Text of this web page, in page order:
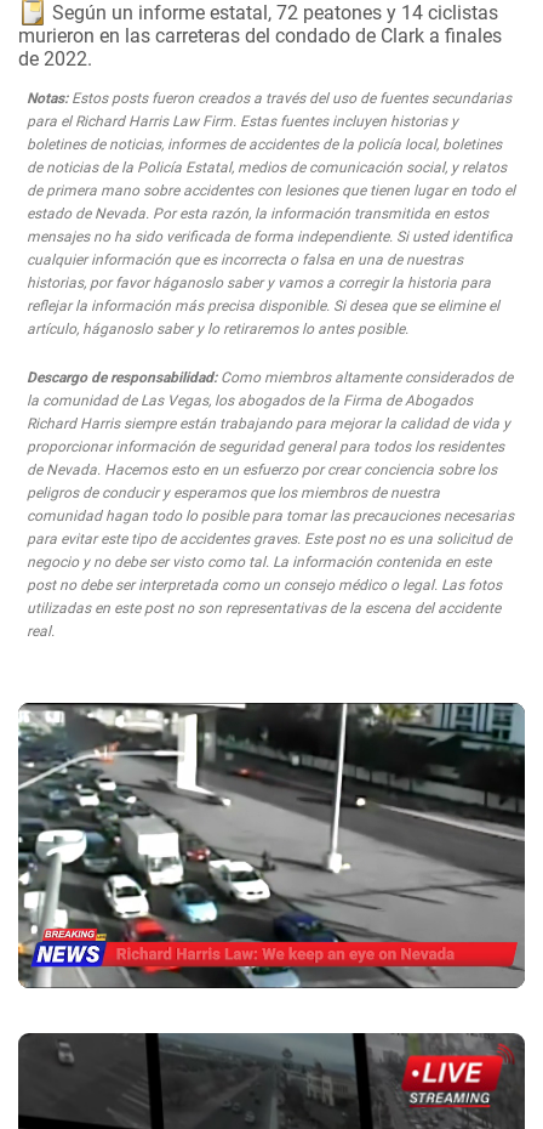
Según un informe estatal, 72 peatones y 14 ciclistas
murieron en las carreteras del condado de Clark a finales
de 2022.
Notas:Estos posts fueron creados a través del uso de fuentes secundarias
para el Richard Harris Law Firm. Estas fuentes incluyen historias y
boletines de noticias, informes de accidentes de la policía local, boletines
de noticias de la Policía Estatal, medios de comunicación social, y relatos
de primera mano sobre accidentes con lesiones que tienen lugar en todo el
estado de Nevada. Por esta razón, la información transmitida en estos
mensajes no ha sido verificada de forma independiente. Si usted identifica
cualquier información que es incorrecta o falsa en una de nuestras
historias, por favor háganoslo saber y vamos a corregir la historia para
reflejar la información más precisa disponible. Si desea que se elimine el
artículo, háganoslo saber y lo retiraremos lo antes posible.
Descargo de responsabilidad:Como miembros altamente considerados de
la comunidad de Las Vegas, los abogados de la Firma de Abogados
Richard Harris siempre están trabajando para mejorar la calidad de vida y
proporcionar información de seguridad general para todos los residentes
de Nevada. Hacemos esto en un esfuerzo por crear conciencia sobre los
peligros de conducir y esperamos que los miembros de nuestra
comunidad hagan todo lo posible para tomar las precauciones necesarias
para evitar este tipo de accidentes graves. Este post no es una solicitud de
negocio y no debe ser visto como tal. La información contenida en este
post no debe ser interpretada como un consejo médico o legal. Las fotos
utilizadas en este post no son representativas de la escena del accidente
real.